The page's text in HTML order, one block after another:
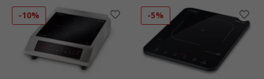
-10% -5%